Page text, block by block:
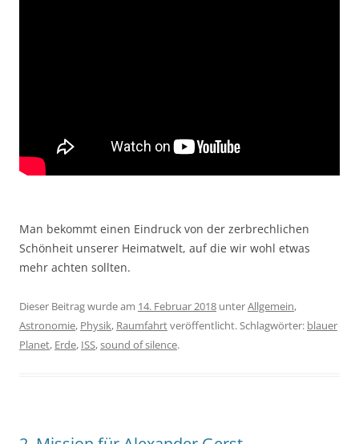
Man bekommt einen Eindruck von der zerbrechlichen
Schönheit unserer Heimatwelt, auf die wir wohl etwas
mehr achten sollten.
Dieser Beitrag wurde am 14. Februar 2018 unterAllgemein,
Astronomie, Physik, Raumfahrtveröffentlicht. Schlagwörter: blauer
Planet, Erde, ISS,sound of silence.